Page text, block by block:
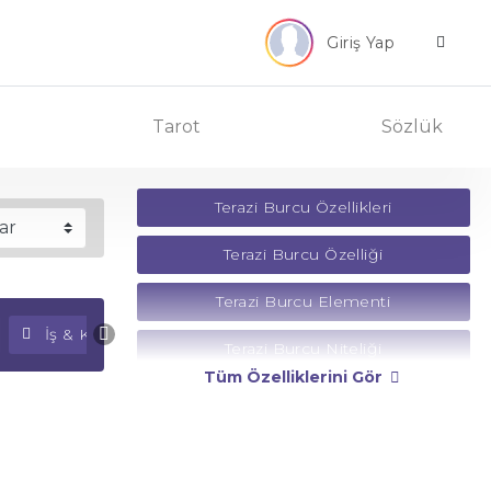
Giriş Yap
Tarot Sözlük
İş & Kariyer Falı Para Falı
Terazi Burcu Özellikleri
Terazi Burcu Özelliği
Terazi Burcu Elementi
Terazi Burcu Niteliği
Tüm Özelliklerini Gör